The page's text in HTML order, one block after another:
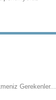
Gerekenler...